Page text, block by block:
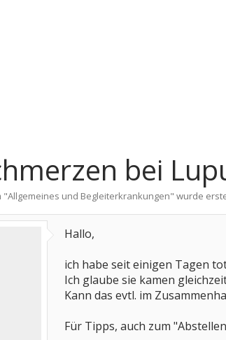
bei
"Allgemeines und Begleiterkrankungen" wurde
Hallo,
ich habe seit einigen Tagen
Ich glaube sie kamen
Kann das evtl. im
Für Tipps, auch zum